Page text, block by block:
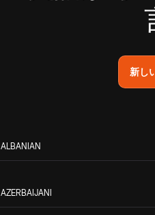
新し
ALBANIAN
AZERBAIJANI